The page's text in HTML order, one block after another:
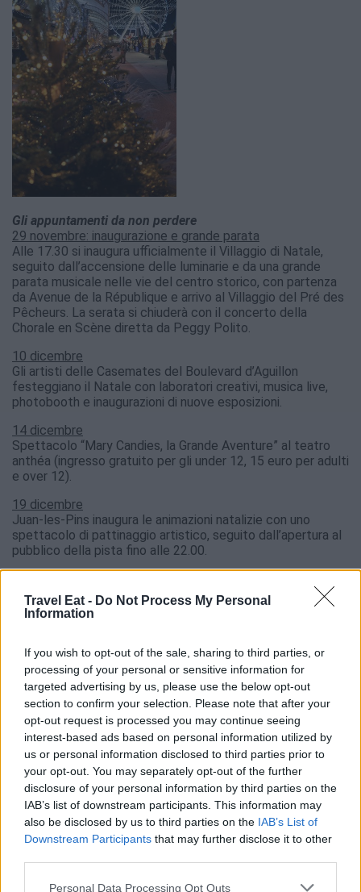
Travel Eat - Do Not Process My Personal
Information
If you wish to opt-out of the sale, sharing to third parties, or
processing of your personal or sensitive information for
targeted advertising by us, please use the below opt-out
section to confirm your selection. Please note that after your
opt-out request is processed you may continue seeing
interest-based ads based on personal information utilized by
us or personal information disclosed to third parties prior to
your opt-out. You may separately opt-out of the further
disclosure of your personal information by third parties on the
IAB’s list of downstream participants. This information may
also be disclosed by us to third parties on the IAB’s List of
Downstream Participants that may further disclose it to other
Personal Data Processing Opt Outs
Gli appuntamenti da non perdere
29 novembre: inaugurazione e grande parata
Alle 17.30 si inaugura ufficialmente il Villaggio di Natale,
seguito dall’accensione delle luminarie e da una grande
parata musicale nelle vie del centro storico, con partenza
da Avenue de la République e arrivo al Villaggio del Pré des
Pêcheurs. La serata si chiuderà con il concerto della
Chorale en Scène diretta da Peggy Polito.
10 dicembre
Gli artisti delle Casemates del Boulevard d’Aguillon
festeggiano il Natale con laboratori creativi, musica live,
photobooth e inaugurazioni di nuove esposizioni.
14 dicembre
Spettacolo “Mary Candies, la Grande Aventure” al teatro
anthéa (ingresso gratuito per gli under 12, 15 euro per adulti
e over 12).
19 dicembre
Juan-les-Pins inaugura le animazioni natalizie con uno
spettacolo di pattinaggio artistico, seguito dall’apertura al
pubblico della pista fino alle 22.00.
Gratuità sul network Envibus.
Apertura della fattoria pedagogica e delle passeggiate con
Résistance.
Arrivo spettacolare di Babbo Natale sugli sci d’acqua nella
baia di Juan-les-Pins.
Inizio delle passeggiate in calesse, attive fino al 4 gennaio,
nel centro storico di Antibes.
Festività e Capodanno
Il 24 e il 31 dicembretutti i siti chiuderanno alle 18.00,
mentre il 25 dicembre e il 1° gennaio l’apertura sarà alle
12.00 (alle 10.30 per Place des Martyrs de la Résistance).
Il 1° gennaiodoppio appuntamento:
alle 11.00, il tradizionale Bain du Jour de l’An alla Plage de la
Salis, con bagni liberi e ristoro caldo finale;
alle 18.00, il fuoco d’artificio nella baia di Juan-les-Pins, di